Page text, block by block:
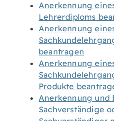
Anerkennung
Lehrerdiploms
Anerkennung
beantragen
Anerkennung
Produkte
Anerkennung und
Sachverständige